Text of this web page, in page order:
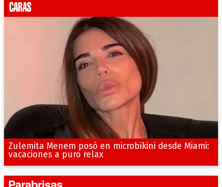
Zulemita Menem posó en microbikini desde Miami:
vacaciones a puro relax